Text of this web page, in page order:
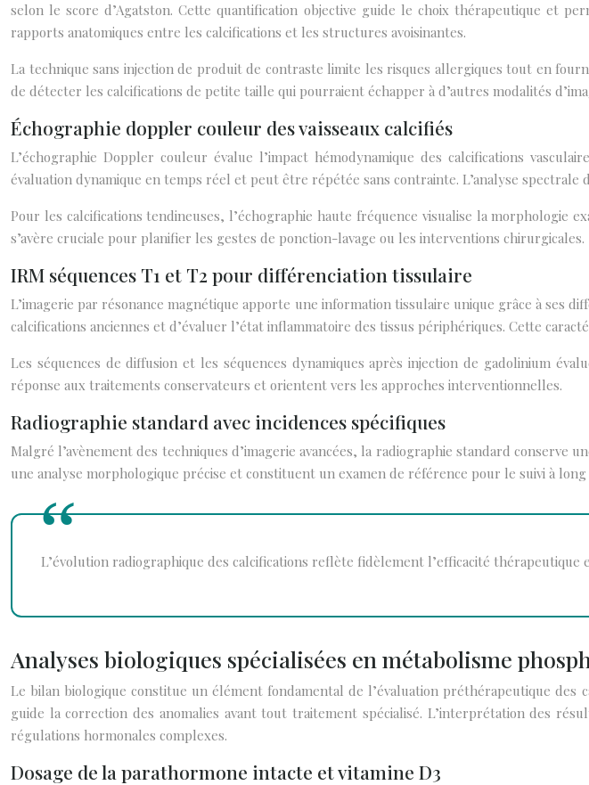
selon le score d’Agatston. Cette quantification objective guide le choix thérapeutique et
rapports anatomiques entre les calcifications et les structures avoisinantes.
La technique sans injection de produit de contraste limite les risques allergiques tout en
de détecter les calcifications de petite taille qui pourraient échapper à d’autres modalités
Échographie doppler couleur des vaisseaux calcifiés
L’échographie Doppler couleur évalue l’impact hémodynamique des calcifications
évaluation dynamique en temps réel et peut être répétée sans contrainte. L’analyse
Pour les calcifications tendineuses, l’échographie haute fréquence visualise la
s’avère cruciale pour planifier les gestes de ponction-lavage ou les interventions chirurgicales.
IRM séquences T1 et T2 pour différenciation tissulaire
L’imagerie par résonance magnétique apporte une information tissulaire unique grâce à ses
calcifications anciennes et d’évaluer l’état inflammatoire des tissus périphériques. Cette
Les séquences de diffusion et les séquences dynamiques après injection de gadolinium
réponse aux traitements conservateurs et orientent vers les approches interventionnelles.
Radiographie standard avec incidences spécifiques
Malgré l’avènement des techniques d’imagerie avancées, la radiographie standard conserve
une analyse morphologique précise et constituent un examen de référence pour le suivi à
L’évolution radiographique des calcifications reflète fidèlement l’efficacité
Analyses biologiques spécialisées en métabolisme
Le bilan biologique constitue un élément fondamental de l’évaluation préthérapeutique
guide la correction des anomalies avant tout traitement spécialisé. L’interprétation des
régulations hormonales complexes.
Dosage de la parathormone intacte et vitamine D3